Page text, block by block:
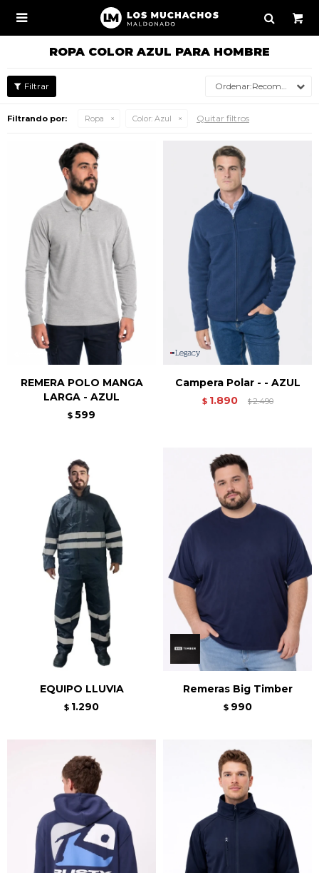

ROPA COLOR AZUL PARA HOMBRE
Recomendados
Filtrando por: Ropa Color: Azul Quitar filtros
REMERA POLO MANGA
LARGA - AZUL
$ 599
Campera Polar - - AZUL
$ 1.890 $2.490
EQUIPO LLUVIA
$ 1.290
Remeras Big Timber
$ 990